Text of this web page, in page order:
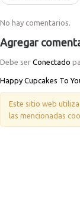
No hay comentarios.
Agregar
Debe ser Conectado
Happy Cupcakes To
Este sitio web
las mencionadas